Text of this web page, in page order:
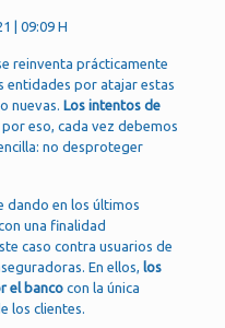
| 09:09 H
reinventa prácticamente
entidades por atajar estas
nuevas. Los intentos de
por eso, cada vez debemos
no desproteger
dando en los últimos
una finalidad
caso contra usuarios de
En ellos, los
el banco con la única
los clientes.